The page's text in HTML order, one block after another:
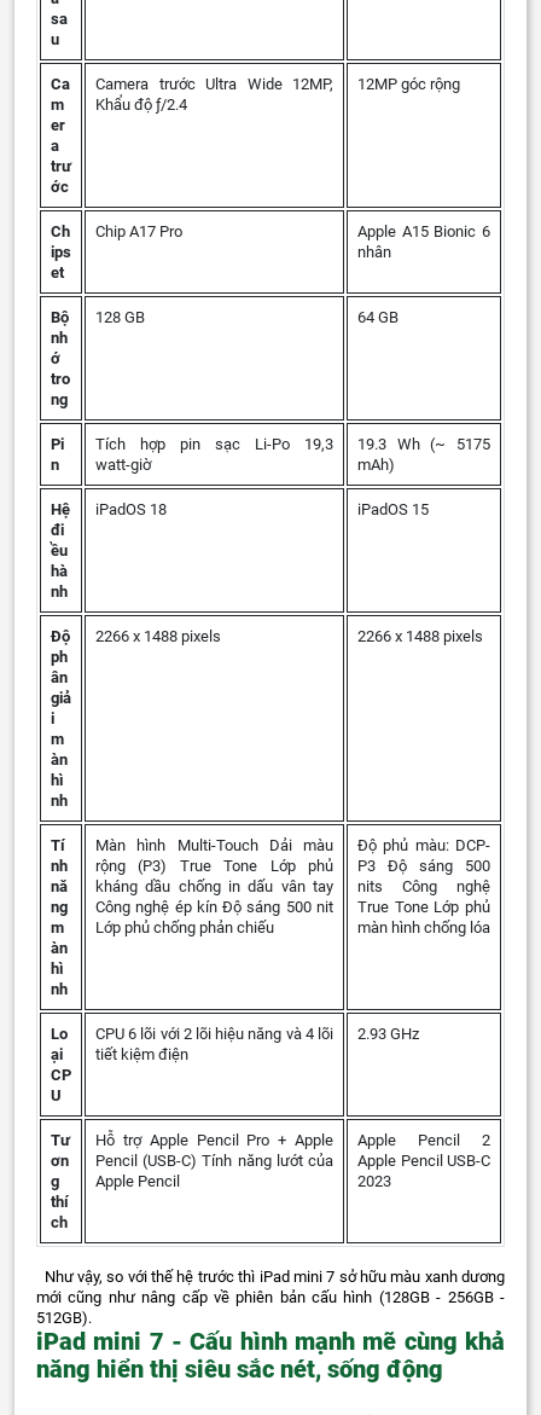
sa
u
Ca
m
er
a
trư
ớc
Camera trước Ultra Wide 12MP,
Khẩu độ ƒ/2.4
12MP góc rộng
Ch
ips
et
Chip A17 Pro
Apple A15 Bionic 6
nhân
Bộ
nh
ớ
tro
ng
128 GB 64 GB
Pi
n
Tích hợp pin sạc Li-Po 19,3
watt‑giờ
19.3 Wh (~ 5175
mAh)
Hệ
đi
ều
hà
nh
iPadOS 18 iPadOS 15
Độ
ph
ân
giả
i
m
àn
hì
nh
2266 x 1488 pixels 2266 x 1488 pixels
Tí
nh
nă
ng
m
àn
hì
nh
Màn hình Multi-Touch Dải màu
rộng (P3) True Tone Lớp phủ
kháng dầu chống in dấu vân tay
Công nghệ ép kín Độ sáng 500 nit
Lớp phủ chống phản chiếu
Độ phủ màu: DCP-
P3 Độ sáng 500
nits Công nghệ
True Tone Lớp phủ
màn hình chống lóa
Lo
ại
CP
U
CPU 6 lõi với 2 lõi hiệu năng và 4 lõi
tiết kiệm điện
2.93 GHz
Tư
ơn
g
thí
ch
Hỗ trợ Apple Pencil Pro + Apple
Pencil (USB‑C) Tính năng lướt của
Apple Pencil
Apple Pencil 2
Apple Pencil USB-C
2023
Như vậy, so với thế hệ trước thì iPad mini 7 sở hữu màu xanh dương
mới cũng như nâng cấp về phiên bản cấu hình (128GB - 256GB -
512GB).
iPad mini 7 - Cấu hình mạnh mẽ cùng khả
năng hiển thị siêu sắc nét, sống động